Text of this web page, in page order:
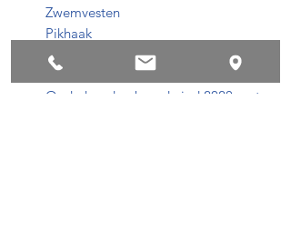
Zwemvesten
Pikhaak
Dieptemeter
Flip up zetel
Onderhoud gebeurd eind 2020 met